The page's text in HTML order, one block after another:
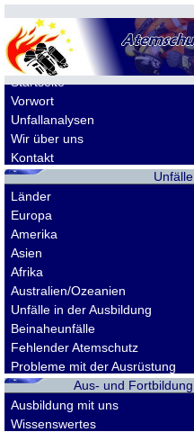
Allgemeines
Startseite
Vorwort
Unfallanalysen
Wir über uns
Kontakt
Unfälle
Länder
Europa
Amerika
Asien
Afrika
Australien/Ozeanien
Unfälle in der Ausbildung
Beinaheunfälle
Fehlender Atemschutz
Probleme mit der Ausrüstung
Aus- und Fortbildung
Ausbildung mit uns
Wissenswertes